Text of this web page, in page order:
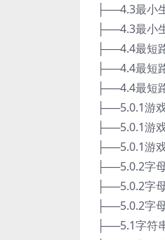
├──4.3最小
├──4.3最小
├──4.4最短
├──4.4最短
├──4.4最短
├──5.0.1游
├──5.0.1游
├──5.0.1游
├──5.0.2字
├──5.0.2字
├──5.0.2字
├──5.1字符